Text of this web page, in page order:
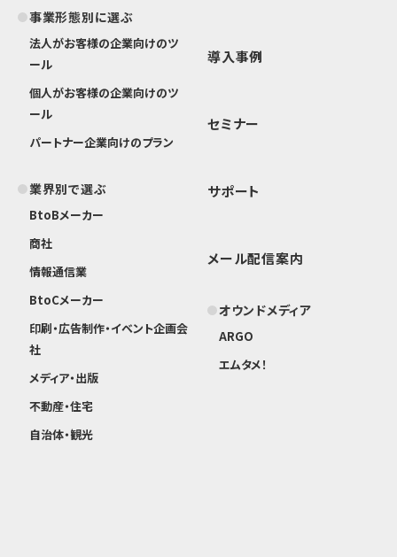
事業形態別に選ぶ
法人がお客様の企業向けのツ
ール
個人がお客様の企業向けのツ
ール
パートナー企業向けのプラン
業界別で選ぶ
BtoBメーカー
商社
情報通信業
BtoCメーカー
印刷・広告制作・イベント企画会
社
メディア・出版
不動産・住宅
自治体・観光
導入事例
セミナー
サポート
メール配信案内
オウンドメディア
ARGO
エムタメ！